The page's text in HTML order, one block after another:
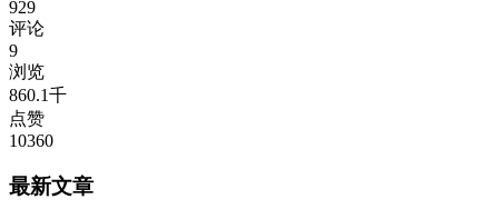
929
评论
9
浏览
860.1千
点赞
10360
最新文章